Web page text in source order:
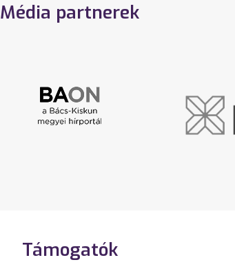
Média partnerek
Támogatók